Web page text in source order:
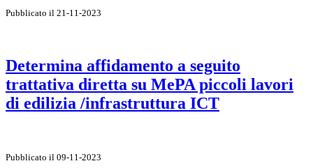
Pubblicato il 21-11-2023
Determina affidamento a seguito
trattativa diretta su MePA piccoli lavori
di edilizia /infrastruttura ICT
Pubblicato il 09-11-2023